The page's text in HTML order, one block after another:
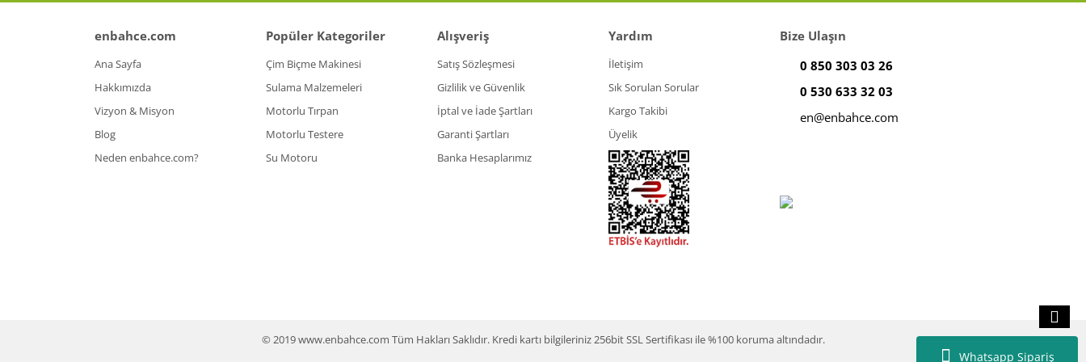
Whatsapp Sipariş
enbahce.com
Ana Sayfa
Hakkımızda
Vizyon & Misyon
Blog
Neden enbahce.com?
Popüler Kategoriler
Çim Biçme Makinesi
Sulama Malzemeleri
Motorlu Tırpan
Motorlu Testere
Su Motoru
Alışveriş
Satış Sözleşmesi
Gizlilik ve Güvenlik
İptal ve İade Şartları
Garanti Şartları
Banka Hesaplarımız
Yardım
İletişim
Sık Sorulan Sorular
Kargo Takibi
Üyelik
Bize Ulaşın
0 850 303 03 26
0 530 633 32 03
en@enbahce.com
© 2019 www.enbahce.com Tüm Hakları Saklıdır. Kredi kartı bilgileriniz 256bit SSL Sertifikası ile %100 koruma altındadır.